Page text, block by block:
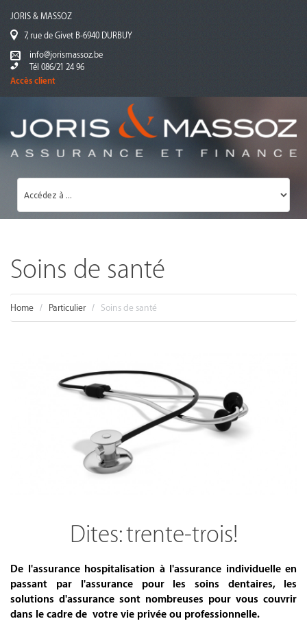
JORIS & MASSOZ
7, rue de Givet B-6940 DURBUY
info@jorismassoz.be
Tél 086/21 24 96
Accès client
Soins de santé
Home Particulier Soins de santé
Dites: trente-trois!
De l'assurance hospitalisation à l'assurance individuelle en
passant par l'assurance pour les soins dentaires, les
solutions d'assurance sont nombreuses pour vous couvrir
dans le cadre de votre vie privée ou professionnelle.